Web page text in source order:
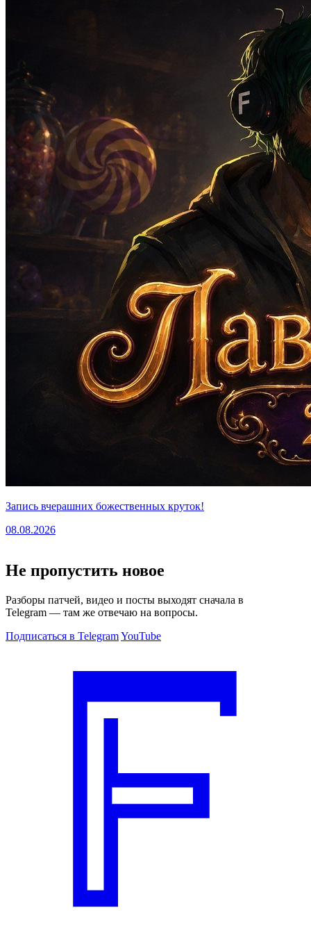
Запись вчерашних божественных круток!
08.08.2026
Не пропустить новое
Разборы патчей, видео и посты выходят сначала в
Telegram — там же отвечаю на вопросы.
Подписаться в TelegramYouTube